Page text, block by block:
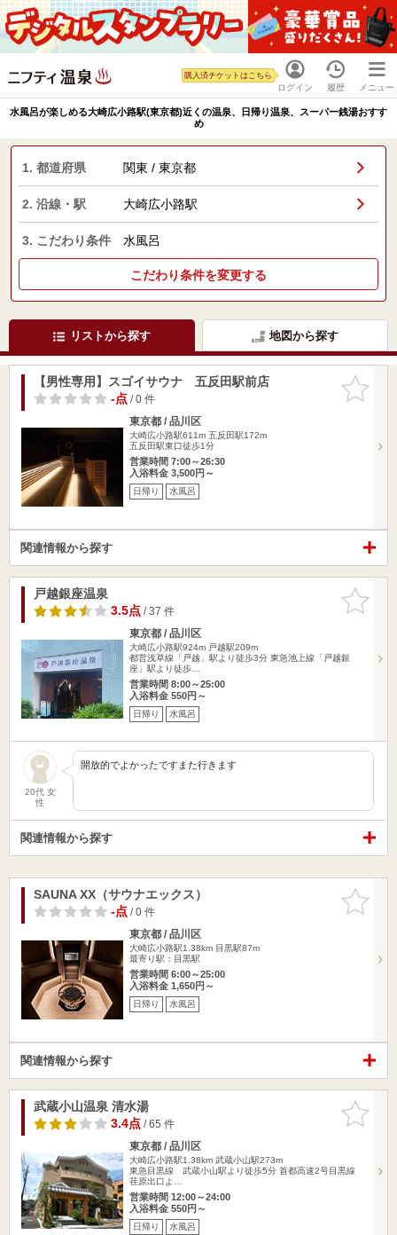
ログイン
購入済チケットはこちら
履歴 メニュー
水風呂が楽しめる大崎広小路駅(東京都)近くの温泉、日帰り温泉、スーパー銭湯おすす
め
1. 都道府県 関東 / 東京都
2. 沿線・駅 大崎広小路駅
3. こだわり条件 水風呂
こだわり条件を変更する
リストから探す 地図から探す
お気に入
りに追加
【男性専用】スゴイサウナ 五反田駅前店
-点/ 0 件
東京都 / 品川区
大崎広小路駅611m 五反田駅172m
五反田駅東口徒歩1分
営業時間 7:00～26:30
入浴料金 3,500円～
日帰り 水風呂
関連情報から探す
お気に入
りに追加
戸越銀座温泉
3.5点/ 37 件
東京都 / 品川区
大崎広小路駅924m 戸越駅209m
都営浅草線「戸越」駅より徒歩3分 東急池上線「戸越銀
座」駅より徒歩…
営業時間 8:00～25:00
入浴料金 550円～
日帰り 水風呂
20代 女
性
開放的でよかったですまた行きます
関連情報から探す
お気に入
りに追加
SAUNA XX（サウナエックス）
-点/ 0 件
東京都 / 品川区
大崎広小路駅1.38km 目黒駅87m
最寄り駅：目黒駅
営業時間 6:00～25:00
入浴料金 1,650円～
日帰り 水風呂
関連情報から探す
お気に入
りに追加
武蔵小山温泉 清水湯
3.4点/ 65 件
東京都 / 品川区
大崎広小路駅1.38km 武蔵小山駅273m
東急目黒線 武蔵小山駅より徒歩5分 首都高速2号目黒線
荏原出口よ…
営業時間 12:00～24:00
入浴料金 550円～
日帰り 水風呂